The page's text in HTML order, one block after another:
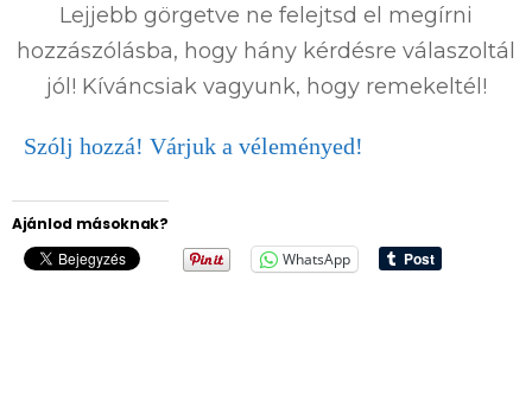
Lejjebb görgetve ne felejtsd el megírni
hozzászólásba, hogy hány kérdésre válaszoltál
jól! Kíváncsiak vagyunk, hogy remekeltél!
Szólj hozzá! Várjuk a véleményed!
Ajánlod másoknak?
WhatsApp